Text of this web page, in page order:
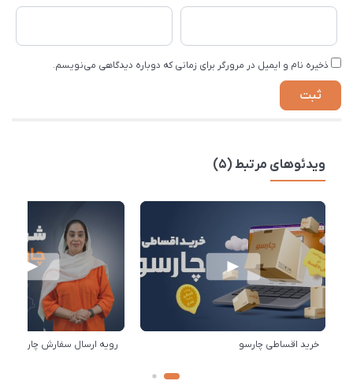
ذخیره نام و ایمیل در مرورگر برای زمانی که دوباره دیدگاهی می‌نویسم.
ویدئوهای مرتبط (5)
خرید اقساطی چارسو رویه ارسال سفارش چارسو